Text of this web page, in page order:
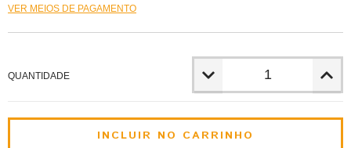
VER MEIOS DE PAGAMENTO
QUANTIDADE